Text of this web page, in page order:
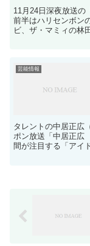
11月24日深夜放送の
前半はハリセンボン
ビ、ザ・マミィの林
芸能情報
タレントの中居正広
ポン放送「中居正
間が注目する「アイ